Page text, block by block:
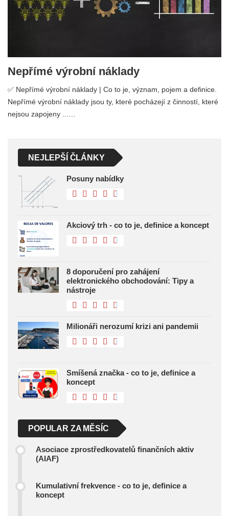
Nepřímé výrobní náklady
✅ Nepřímé výrobní náklady | Co to je, význam, pojem a definice.
Nepřímé výrobní náklady jsou ty, které pocházejí z činností, které
nejsou zapojeny ...…
NEJLEPŠÍ ČLÁNKY
Posuny nabídky
Akciový trh - co to je, definice a koncept
8 doporučení pro zahájení
elektronického obchodování: Tipy a
nástroje
Milionáři nerozumí krizi ani pandemii
Smíšená značka - co to je, definice a
koncept
POPULAR ZA MĚSÍC
Asociace zprostředkovatelů finančních aktiv
(AIAF)
Kumulativní frekvence - co to je, definice a
koncept